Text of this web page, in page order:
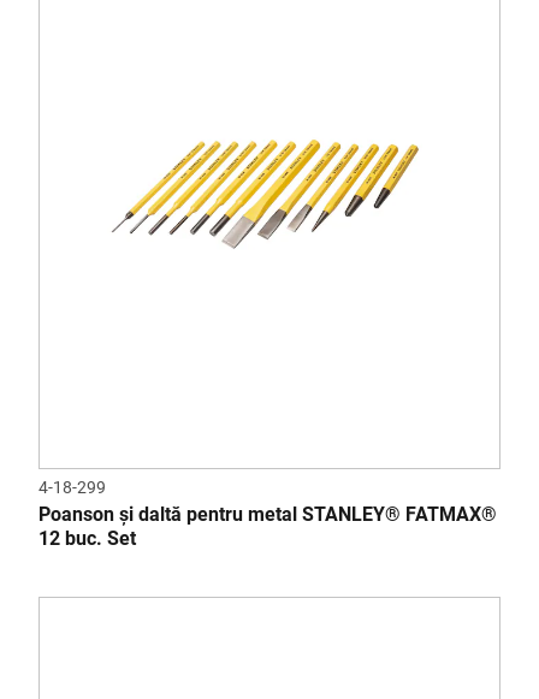
4-18-299
Poanson și daltă pentru metal STANLEY® FATMAX®
12 buc. Set